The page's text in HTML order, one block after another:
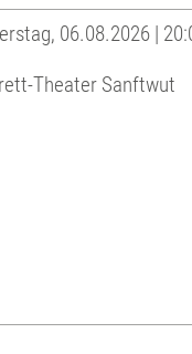
06.08.2026 |
Theater Sanftwut